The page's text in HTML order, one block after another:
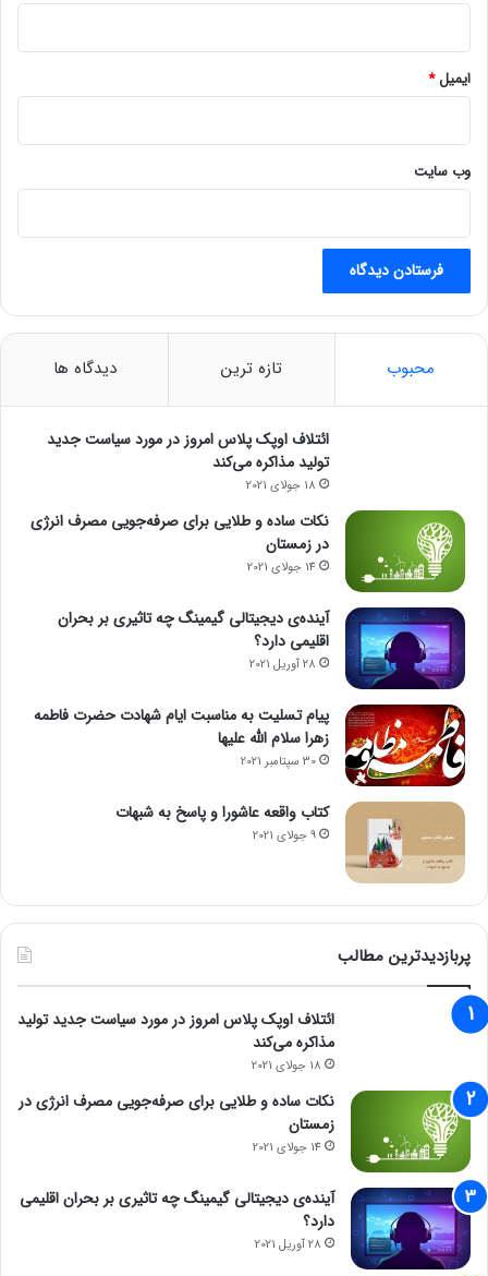
ش
د
ایمیل*
وب‌ سایت
محبوب تازه ترین دیدگاه ها
ائتلاف اوپک پلاس امروز در مورد سیاست جدید
تولید مذاکره می‌کند
18 جولای 2021
نکات ساده و طلایی برای صرفه‌جویی مصرف انرژی
در زمستان
14 جولای 2021
آینده‌ی دیجیتالی گیمینگ چه تاثیری بر بحران
اقلیمی دارد؟
28 آوریل 2021
پیام تسلیت به مناسبت ایام شهادت حضرت فاطمه
زهرا سلام الله علیها
30 سپتامبر 2021
کتاب واقعه عاشورا و پاسخ به شبهات
9 جولای 2021
پربازدیدترین مطالب
ائتلاف اوپک پلاس امروز در مورد سیاست جدید تولید
مذاکره می‌کند
18 جولای 2021
نکات ساده و طلایی برای صرفه‌جویی مصرف انرژی در
زمستان
14 جولای 2021
آینده‌ی دیجیتالی گیمینگ چه تاثیری بر بحران اقلیمی
دارد؟
28 آوریل 2021